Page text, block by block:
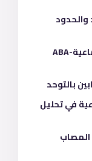
تدريب المراهقين على المهارات الاجتماعية-ABA
بالتوحد
في تحليل
المصاب